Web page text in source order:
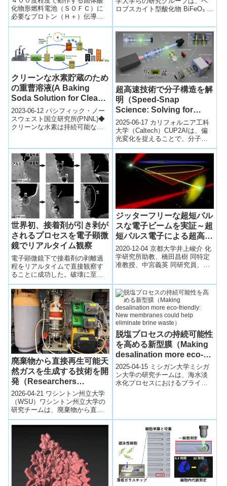
化物形燃料電池（ＳＯＦＣ）に
必要なプロトン（Ｈ＋）伝導性
電解質を探索する人工知能（Ａ
Ｉ）モデルを開発し、たった１
回の実験で新規プロトン伝導性
電解質を発見した。
ロブスカイト型酸化物 BiFeO₃ の
い、強誘電性と強磁性...
クリーンな水素貯蔵のため
の重曹溶液(A Baking
Soda Solution for Clean
Hydrogen Storage)
2023-06-12 パシフィック・ノー
スウェスト国立研究所(PNNL)◆
クリーンな水素は持続可能なエ
（P...
超高速技術で分子構造を解
明（Speed-Snap
Science: Solving for
Molecular Details in a
Flash）
2025-06-17 カリフォルニア工科
大学（Caltech）CUP2AIは、偏
光変化を捉えることで、分子の
配向や構造変化などを空間・時
間的に高精度に可視化する...
世界初、接着剤が引き剥が
されるプロセスを電子顕微
鏡でリアルタイム観察
電子顕微鏡下で接着剤の剥離過
程をリアルタイムで直接観察す
ることに成功した。破壊に至る
までに接着剤の極微小な変形が
複雑に進行する現象が明らかに
なった。
ジッターフリーな超短パル
スな電子ビームを実証～超
短パルス電子による超高速
な電磁場観察～
2020-12-04 京都大学井上峻介 化
学研究所助教、橋田昌樹 同特定
准教授、中宮義英 同研究員、阪
で...
廃棄物から直接再生可能天
然ガスを生成する技術を開
発（Researchers
develop method to make
renewable natural gas
directly from waste）
2026-04-21 ワシントン州立大学
（WSU）ワシントン州立大学の
研究チームは、廃棄物から直接
再生可能天然ガス（RNG）を生
成する新手法を開発した。従来
脱塩プロセスの持続可能性
を高める新型膜（Making
desalination more eco-
friendly: New membranes
could help eliminate
brine waste）
2025-04-15 ミシガン大学ミシガ
ン大学の研究チームは、海水淡
水化プロセスにおけるブライン